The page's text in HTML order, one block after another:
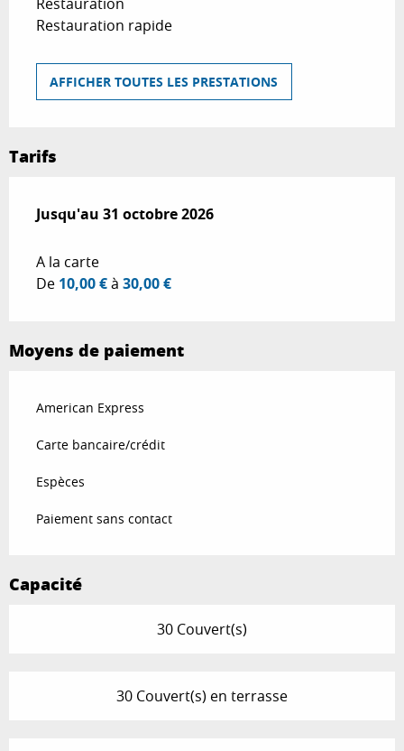
Restauration rapide
AFFICHER TOUTES LES PRESTATIONS
Tarifs
Du28 mars 2026au31 octobre 2026
Jusqu'au 31 octobre 2026
A la carte
De 10,00 €à 30,00 €
Moyens de paiement
American Express
Carte bancaire/crédit
Espèces
Paiement sans contact
Capacité
30 Couvert(s)
30 Couvert(s) en terrasse